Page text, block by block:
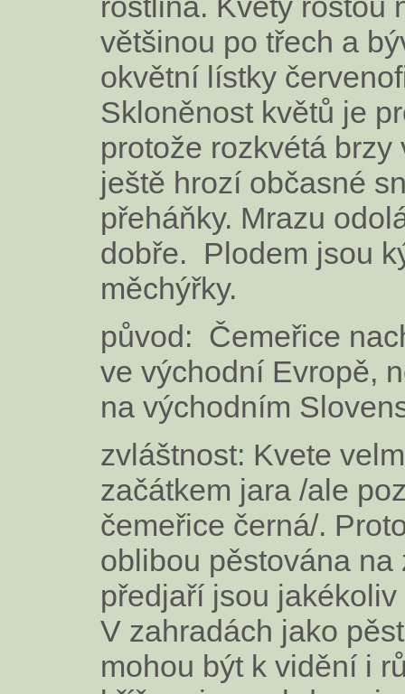
většinou po třech a
okvětní lístky
Skloněnost květů je
protože rozkvétá brzy
ještě hrozí občasné
přeháňky. Mrazu
dobře. Plodem jsou
měchýřky.
původ: Čemeřice
ve východní Evropě,
na východním
zvláštnost: Kvete
začátkem jara /ale
čemeřice černá/.
oblibou pěstována na
předjaří jsou
V zahradách jako
mohou být k vidění i